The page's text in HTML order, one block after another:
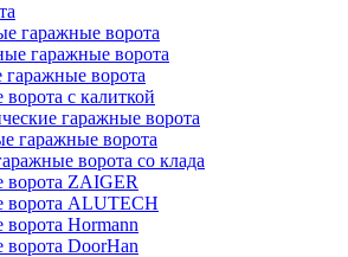
гаражные ворота
гаражные ворота
ворота
с калиткой
гаражные ворота
гаражные ворота
ворота со клада
ворота ZAIGER
ворота ALUTECH
Hormann
DoorHan